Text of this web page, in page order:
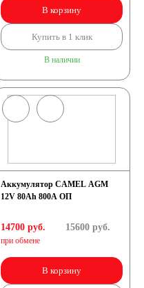
В корзину
Купить в 1 клик
В наличии
Аккумулятор CAMEL AGM
12V 80Ah 800А ОП
14700 руб.
при обмене
15600руб.
В корзину